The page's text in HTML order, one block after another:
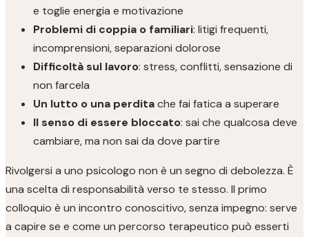
e toglie energia e motivazione
Problemi di coppia o familiari: litigi frequenti,
incomprensioni, separazioni dolorose
Difficoltà sul lavoro: stress, conflitti, sensazione di
non farcela
Un lutto o una perditache fai fatica a superare
Il senso di essere bloccato: sai che qualcosa deve
cambiare, ma non sai da dove partire
Rivolgersi a uno psicologo non è un segno di debolezza. È
una scelta di responsabilità verso te stesso. Il primo
colloquio è un incontro conoscitivo, senza impegno: serve
a capire se e come un percorso terapeutico può esserti